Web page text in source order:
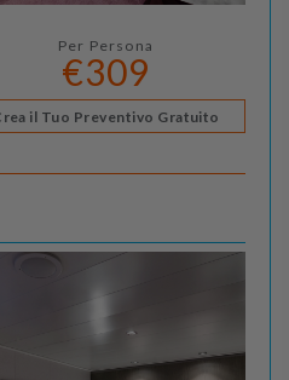
Per Persona
€309
il Tuo Preventivo Gratuito